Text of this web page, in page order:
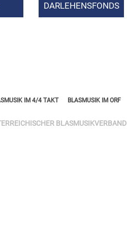
DARLEHENSFONDS
IM 4/4 TAKT BLASMUSIK IM ORF
BLASMUSIKVERBAND